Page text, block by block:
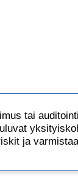
tai
ja